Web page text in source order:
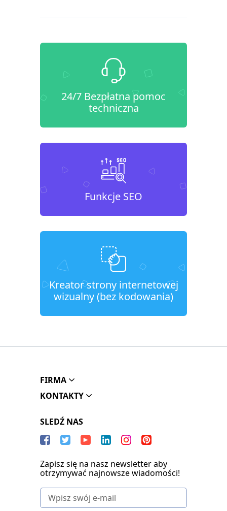
24/7 Bezpłatna pomoc
techniczna
Funkcje SEO
Kreator strony internetowej
wizualny (bez kodowania)
FIRMA
KONTAKTY
SLEDŹ NAS
Zapisz się na nasz newsletter aby
otrzymywać najnowsze wiadomości!